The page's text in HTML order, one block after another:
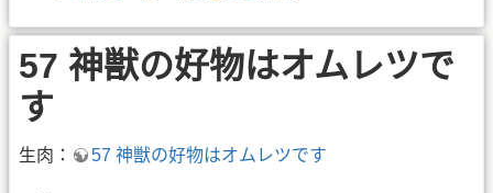
57 神獣の好物はオムレツで
す
生肉： 57 神獣の好物はオムレツです